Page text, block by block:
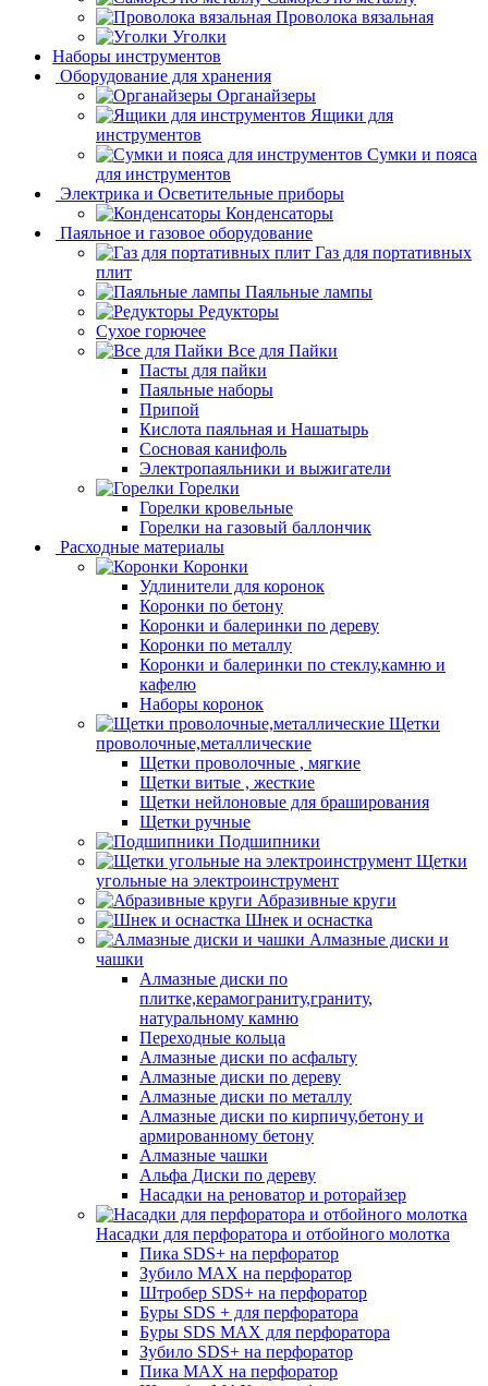
Проволока вязальная
Уголки
Наборы инструментов
Оборудование для хранения
Органайзеры
Ящики для
инструментов
Сумки и пояса
для инструментов
Электрика и Осветительные приборы
Конденсаторы
Паяльное и газовое оборудование
Газ для портативных
плит
Паяльные лампы
Редукторы
Сухое горючее
Все для Пайки
Пасты для пайки
Паяльные наборы
Припой
Кислота паяльная и Нашатырь
Сосновая канифоль
Электропаяльники и выжигатели
Горелки
Горелки кровельные
Горелки на газовый баллончик
Расходные материалы
Коронки
Удлинители для коронок
Коронки по бетону
Коронки и балеринки по дереву
Коронки по металлу
Коронки и балеринки по стеклу,камню и
кафелю
Наборы коронок
Щетки
проволочные,металлические
Щетки проволочные , мягкие
Щетки витые , жесткие
Щетки нейлоновые для браширования
Щетки ручные
Подшипники
Щетки
угольные на электроинструмент
Абразивные круги
Шнек и оснастка
Алмазные диски и
чашки
Алмазные диски по
плитке,керамограниту,граниту,
натуральному камню
Переходные кольца
Алмазные диски по асфальту
Алмазные диски по дереву
Алмазные диски по металлу
Алмазные диски по кирпичу,бетону и
армированному бетону
Алмазные чашки
Альфа Диски по дереву
Насадки на реноватор и роторайзер
Насадки для перфоратора и отбойного молотка
Пика SDS+ на перфоратор
Зубило MAX на перфоратор
Штробер SDS+ на перфоратор
Буры SDS + для перфоратора
Буры SDS MAX для перфоратора
Зубило SDS+ на перфоратор
Пика MAX на перфоратор